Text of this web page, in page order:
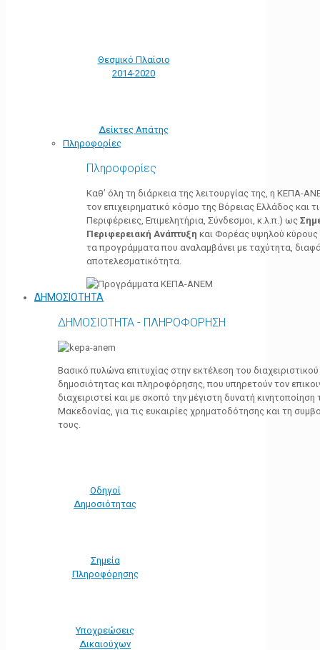
Θεσμικό Πλαίσιο
2014-2020
Δείκτες Απάτης
Πληροφορίες
Πληροφορίες
Καθ’ όλη τη διάρκεια της λειτουργίας της, η ΚΕΠΑ-
τον επιχειρηματικό κόσμο της Βόρειας Ελλάδος και
Περιφέρειες, Επιμελητήρια, Σύνδεσμοι, κ.λ.π.) ως
Περιφερειακή Ανάπτυξη και Φορέας υψηλού κύρους
τα προγράμματα που αναλαμβάνει με ταχύτητα,
αποτελεσματικότητα.
ΔΗΜΟΣΙΟΤΗΤΑ
ΔΗΜΟΣΙΟΤΗΤΑ - ΠΛΗΡΟΦΟΡΗΣΗ
Βασικό πυλώνα επιτυχίας στην εκτέλεση του
δημοσιότητας και πληροφόρησης, που υπηρετούν τον
διαχειριστεί και με σκοπό την μέγιστη δυνατή
Μακεδονίας, για τις ευκαιρίες χρηματοδότησης και τη
τους.
Οδηγοί
Δημοσιότητας
Σημεία
Πληροφόρησης
Υποχρεώσεις
Δικαιούχων